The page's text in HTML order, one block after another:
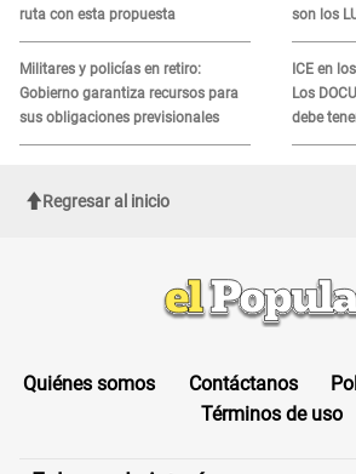
ruta con esta propuesta
Militares y policías en retiro:
Gobierno garantiza recursos para
sus obligaciones previsionales
son los
recibir la
ICE en
Los
debe
Regresar al inicio
Quiénes somos Contáctanos
Términos de uso